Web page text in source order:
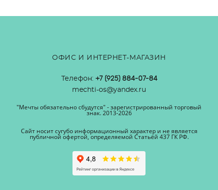
ОФИС И ИНТЕРНЕТ-МАГАЗИН
Телефон: +7 (925) 884-07-84
mechti-os@yandex.ru
"Мечты обязательно сбудутся" - зарегистрированный торговый
знак. 2013-2026
Сайт носит сугубо информационный характер и не является
публичной офертой, определяемой Статьёй 437 ГК РФ.